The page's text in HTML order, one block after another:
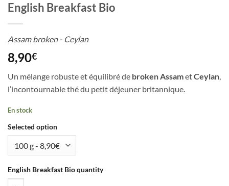
English Breakfast Bio
Assam broken - Ceylan
8,90€
Un mélange robuste et équilibré de broken AssametCeylan,
l’incontournable thé du petit déjeuner britannique.
En stock
Selected option
English Breakfast Bio quantity